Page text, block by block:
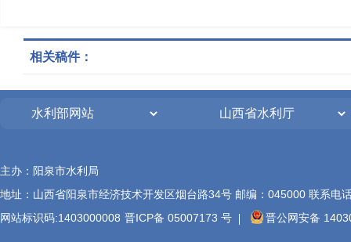
相关稿件：
主办：阳泉市水利局
地址：山西省阳泉市经济技术开发区烟台路34号 邮编：045000 联系电
网站标识码:1403000008 晋ICP备 05007173 号 晋公网安备